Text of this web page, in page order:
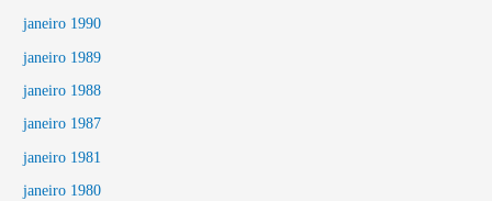
janeiro 1990
janeiro 1989
janeiro 1988
janeiro 1987
janeiro 1981
janeiro 1980